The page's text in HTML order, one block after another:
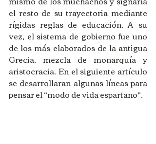
el resto de su trayectoria mediante
rígidas reglas de educación. A su
vez, el sistema de gobierno fue uno
de los más elaborados de la antigua
Grecia, mezcla de monarquía y
aristocracia. En el siguiente artículo
se desarrollaran algunas líneas para
pensar el “modo de vida espartano”.